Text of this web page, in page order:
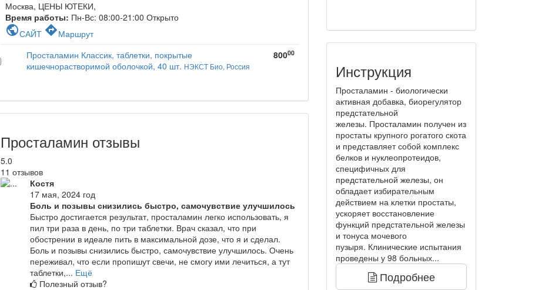
Москва, ЦЕНЫ ЮТЕКИ,
Время работы: Пн-Вс: 08:00-21:00 Открыто
publicСАЙТ directionsМаршрут
Просталамин Классик, таблетки, покрытые
кишечнорастворимой оболочкой, 40 шт. НЭКСТ Био, Россия
80000
Просталамин отзывы
5.0
11 отзывов
Костя
17 мая, 2024 год
Боль и позывы снизились быстро, самочувствие улучшилось
Быстро достигается результат, просталамин легко использовать, я
пил три раза в день, по три таблетки. Врач сказал, что при
обострении в идеале пить в максимальной дозе, что я и сделал.
Боль и позывы снизились быстро, самочувствие улучшилось. Очень
переживал, что если пропишут свечи, не смогу ими лечиться, а тут
таблетки,... Ещё
Полезный отзыв?
Инструкция
Просталамин - биологически
активная добавка, биорегулятор
предстательной
железы. Просталамин получен из
простаты крупного рогатого скота
и представляет собой комплекс
белков и нуклеопротеидов,
специфичных для
предстательной железы, он
обладает избирательным
действием на клетки простаты,
ускоряет восстановление
функций предстательной железы
и тонуса мочевого
пузыря. Клинические испытания
проведены у 98 больных...
Подробнее